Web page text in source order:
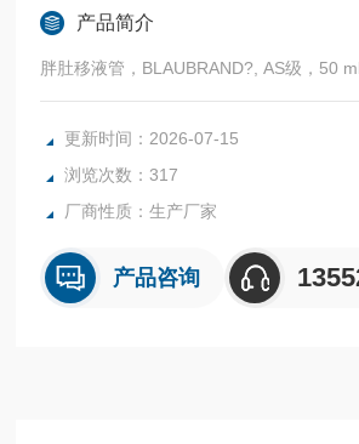
产品简介
胖肚移液管，BLAUBRAND?, AS级，50
更新时间：2026-07-15
浏览次数：317
厂商性质：生产厂家
产品咨询